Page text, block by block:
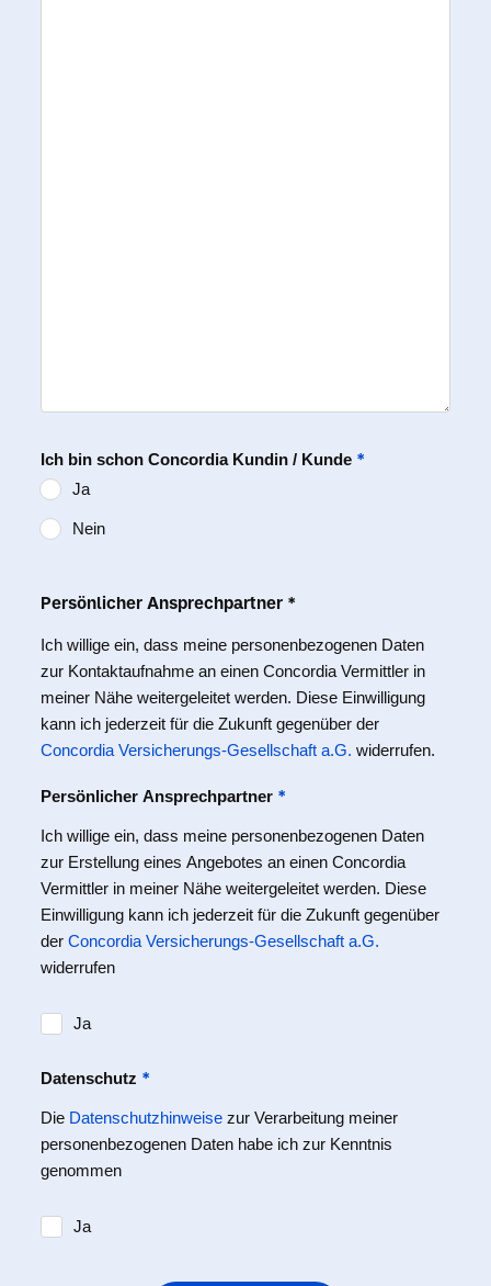
Ich bin schon Concordia Kundin / Kunde *
Ja
Nein
Persönlicher Ansprechpartner *
Ich willige ein, dass meine personenbezogenen Daten
zur Kontaktaufnahme an einen Concordia Vermittler in
meiner Nähe weitergeleitet werden. Diese Einwilligung
kann ich jederzeit für die Zukunft gegenüber der
Concordia Versicherungs-Gesellschaft a.G. widerrufen.
Persönlicher Ansprechpartner *
Ich willige ein, dass meine personenbezogenen Daten
zur Erstellung eines Angebotes an einen Concordia
Vermittler in meiner Nähe weitergeleitet werden. Diese
Einwilligung kann ich jederzeit für die Zukunft gegenüber
der Concordia Versicherungs-Gesellschaft a.G.
widerrufen
Ja
Datenschutz *
Die Datenschutzhinweise zur Verarbeitung meiner
personenbezogenen Daten habe ich zur Kenntnis
genommen
Ja